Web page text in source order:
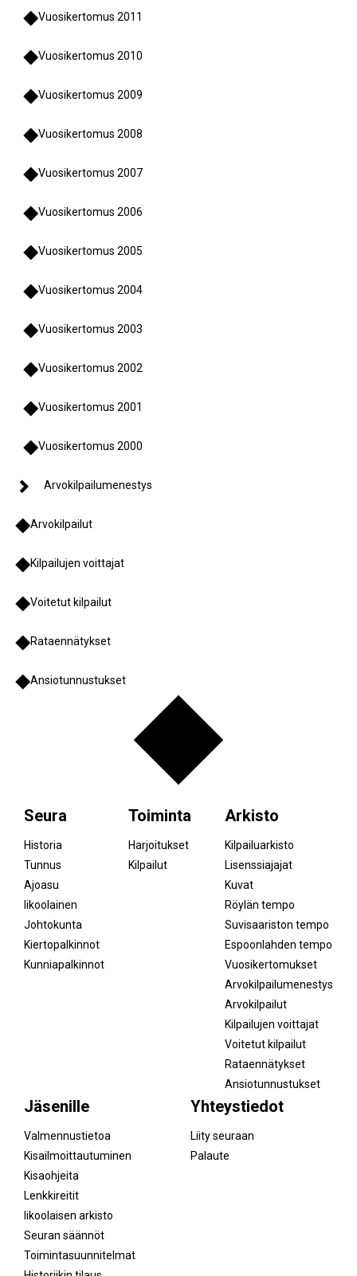
Vuosikertomus 2011
Vuosikertomus 2010
Vuosikertomus 2009
Vuosikertomus 2008
Vuosikertomus 2007
Vuosikertomus 2006
Vuosikertomus 2005
Vuosikertomus 2004
Vuosikertomus 2003
Vuosikertomus 2002
Vuosikertomus 2001
Vuosikertomus 2000
Arvokilpailumenestys
Arvokilpailut
Kilpailujen voittajat
Voitetut kilpailut
Rataennätykset
Ansiotunnustukset
Seura
Historia
Tunnus
Ajoasu
Iikoolainen
Johtokunta
Kiertopalkinnot
Kunniapalkinnot
Toiminta
Harjoitukset
Kilpailut
Arkisto
Kilpailuarkisto
Lisenssiajajat
Kuvat
Röylän tempo
Suvisaariston tempo
Espoonlahden tempo
Vuosikertomukset
Arvokilpailumenestys
Arvokilpailut
Kilpailujen voittajat
Voitetut kilpailut
Rataennätykset
Ansiotunnustukset
Jäsenille
Valmennustietoa
Kisailmoittautuminen
Kisaohjeita
Lenkkireitit
Iikoolaisen arkisto
Seuran säännöt
Toimintasuunnitelmat
Yhteystiedot
Liity seuraan
Palaute